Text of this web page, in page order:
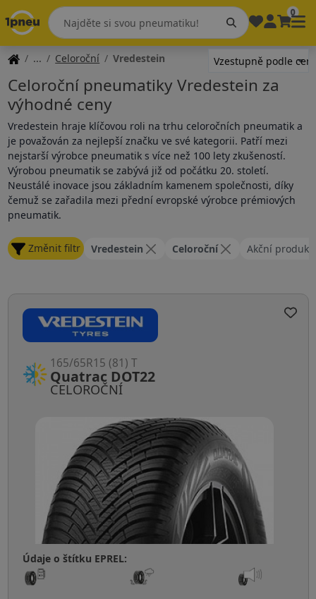
0
Celoroční Vredestein
Celoroční pneumatiky Vredestein za
výhodné ceny
Vredestein hraje klíčovou roli na trhu celoročních pneumatik a
je považován za nejlepší značku ve své kategorii. Patří mezi
nejstarší výrobce pneumatik s více než 100 lety zkušeností.
Výrobou pneumatik se zabývá již od počátku 20. století.
Neustálé inovace jsou základním kamenem společnosti, díky
čemuž se zařadila mezi přední evropské výrobce prémiových
pneumatik.
Změnit filtr Vredestein Celoroční Akční
CELOROČNÍ
Quatrac DOT22
165/65R15 (81) T
Údaje o štítku EPREL: